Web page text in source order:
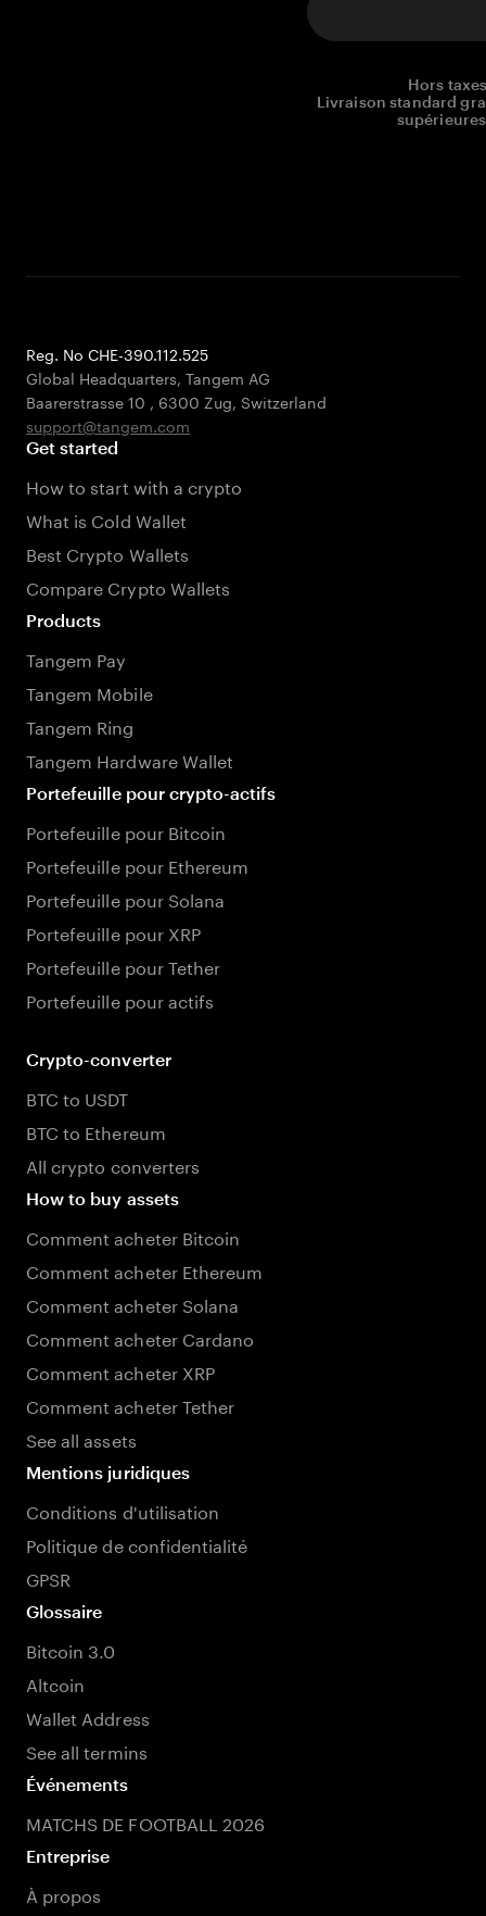
Hors
Livraison standard
Reg. No CHE-390.112.525
Global Headquarters, Tangem AG
Baarerstrasse 10 , 6300 Zug, Switzerland
support@tangem.com
Get started
How to start with a crypto
What is Cold Wallet
Best Crypto Wallets
Compare Crypto Wallets
Products
Tangem Pay
Tangem Mobile
Tangem Ring
Tangem Hardware Wallet
Portefeuille pour crypto-actifs
Portefeuille pour Bitcoin
Portefeuille pour Ethereum
Portefeuille pour Solana
Portefeuille pour XRP
Portefeuille pour Tether
Portefeuille pour actifs
Crypto-converter
BTC to USDT
BTC to Ethereum
All crypto converters
How to buy assets
Comment acheter Bitcoin
Comment acheter Ethereum
Comment acheter Solana
Comment acheter Cardano
Comment acheter XRP
Comment acheter Tether
See all assets
Mentions juridiques
Conditions d'utilisation
Politique de confidentialité
GPSR
Glossaire
Bitcoin 3.0
Altcoin
Wallet Address
See all termins
Événements
MATCHS DE FOOTBALL 2026
Entreprise
À propos